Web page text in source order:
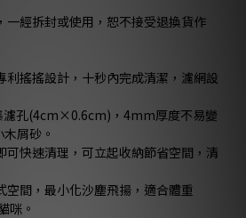
經拆封或使用，恕不接受退換貨作
搖搖設計，十秒內完成清潔，濾網設
濾孔(4cm×0.6cm)，4mm厚度不易變
屑砂。
快速清理，可立起收納節省空間，清
間，最小化沙塵飛揚，適合體重
咪。